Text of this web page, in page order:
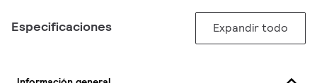
Especificaciones Expandir todo